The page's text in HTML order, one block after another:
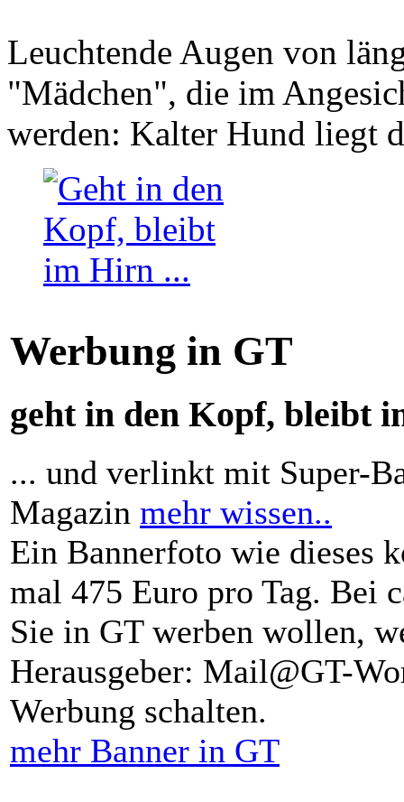
Leuchtende Augen von
"Mädchen", die im
werden: Kalter Hund liegt
Werbung in GT
geht in den Kopf, bleibt
... und verlinkt mit Super-
Magazin mehr wissen..
Ein Bannerfoto wie dieses
mal 475 Euro pro Tag. Bei
Sie in GT werben wollen,
Herausgeber: Mail@GT-
Werbung schalten.
mehr Banner in GT